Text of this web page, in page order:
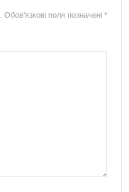
Обов’язкові поля позначені *